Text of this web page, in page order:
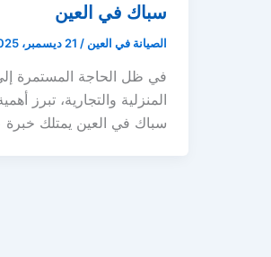
سباك في العين
الصيانة في العين / 21 ديسمبر، 2025
في ظل الحاجة المستمرة
المنزلية والتجارية، تبرز
سباك في العين يمتلك خبرة